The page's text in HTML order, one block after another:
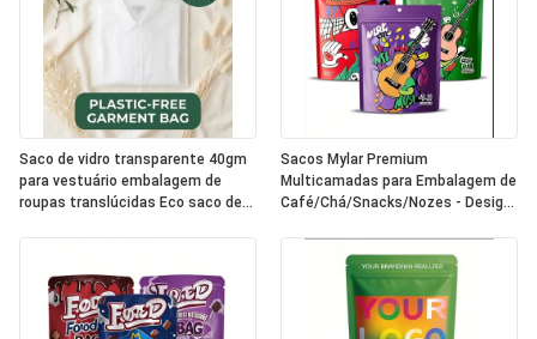
Saco de vidro transparente 40gm
para vestuário embalagem de
roupas translúcidas Eco saco de
Sacos Mylar Premium
Multicamadas para Embalagem de
Café/Chá/Snacks/Nozes - Design